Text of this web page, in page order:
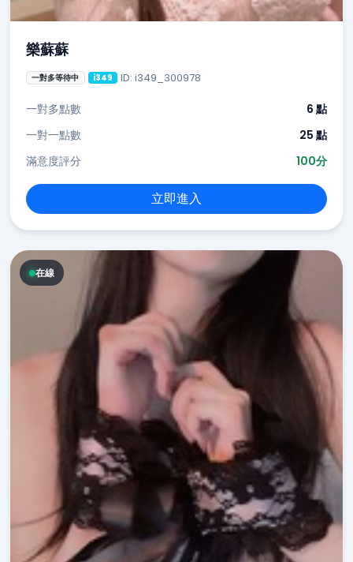
樂蘇蘇
一對多等待中 i349 ID: i349_300978
一對多點數
6 點
一對一點數
25 點
滿意度評分
100分
立即進入
在線